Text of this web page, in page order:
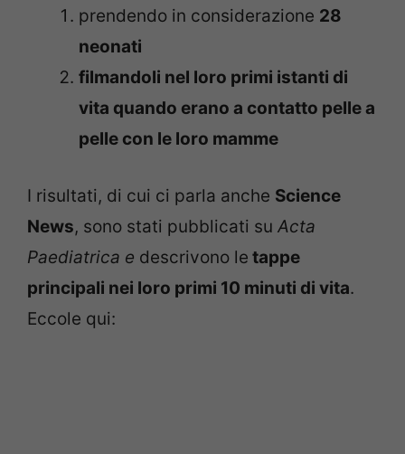
prendendo in considerazione 28
neonati
filmandoli nel loro primi istanti di
vita quando erano a contatto pelle a
pelle con le loro mamme
I risultati, di cui ci parla anche Science
News, sono stati pubblicati su Acta
Paediatrica e descrivono le tappe
principali nei loro primi 10 minuti di vita.
Eccole qui: